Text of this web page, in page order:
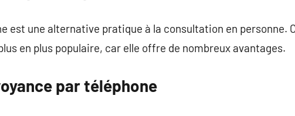
est une alternative pratique à la consultation en personne.
en plus populaire, car elle offre de nombreux avantages.
par téléphone